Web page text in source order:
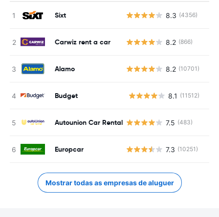
Sixt 8.3 (4356)
Carwiz rent a car 8.2 (866)
Alamo 8.2 (10701)
Budget 8.1 (11512)
Autounion Car Rental 7.5 (483)
Europcar 7.3 (10251)
Mostrar todas as empresas de aluguer